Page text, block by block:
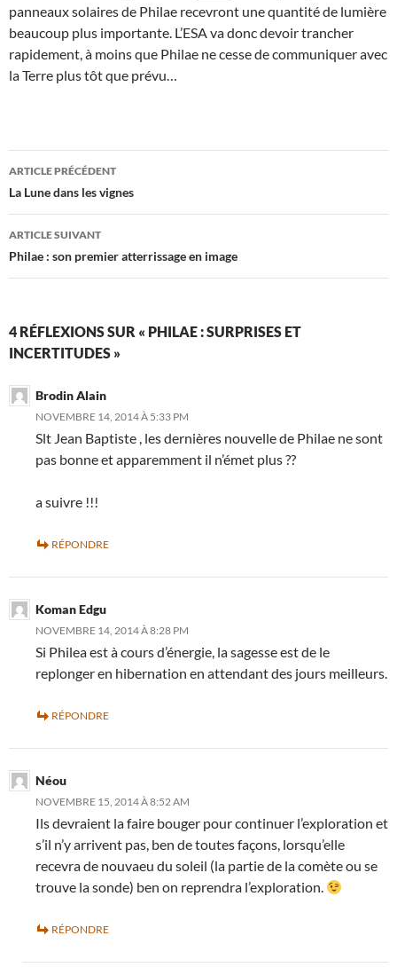
panneaux solaires de Philae recevront une quantité de lumière
beaucoup plus importante. L’ESA va donc devoir trancher
rapidement, à moins que Philae ne cesse de communiquer avec
la Terre plus tôt que prévu…
Navigation
des
articles
ARTICLE PRÉCÉDENT
La Lune dans les vignes
ARTICLE SUIVANT
Philae : son premier atterrissage en image
4 RÉFLEXIONS SUR « PHILAE : SURPRISES ET
INCERTITUDES »
Brodin Alain
NOVEMBRE 14, 2014 À 5:33 PM
Slt Jean Baptiste , les dernières nouvelle de Philae ne sont
pas bonne et apparemment il n’émet plus ??
a suivre !!!
RÉPONDRE
Koman Edgu
NOVEMBRE 14, 2014 À 8:28 PM
Si Philea est à cours d’énergie, la sagesse est de le
replonger en hibernation en attendant des jours meilleurs.
RÉPONDRE
Néou
NOVEMBRE 15, 2014 À 8:52 AM
Ils devraient la faire bouger pour continuer l’exploration et
s’il n’y arrivent pas, ben de toutes façons, lorsqu’elle
recevra de nouvaeu du soleil (la partie de la comète ou se
trouve la sonde) ben on reprendra l’exploration.
RÉPONDRE